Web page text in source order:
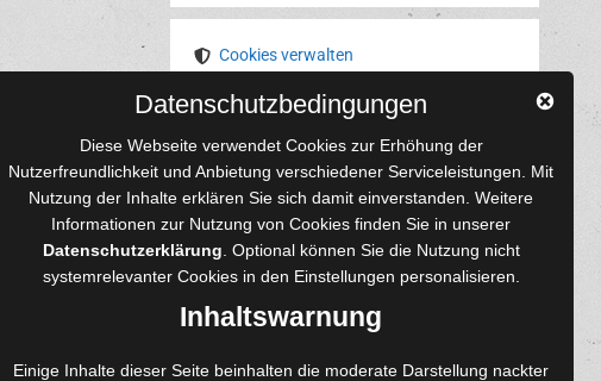
Cookies verwalten
YouTube
Tumblr
Pinterest
Instagram
X RSS-Feed
und Autoren
für Medienprojekte
Artikel
einreichen
Content-Design
Fotorestauration
Creative Artwork
Datenschutzbedingungen
Diese Webseite verwendet Cookies zur Erhöhung der
Nutzerfreundlichkeit und Anbietung verschiedener Serviceleistungen. Mit
Nutzung der Inhalte erklären Sie sich damit einverstanden. Weitere
Informationen zur Nutzung von Cookies finden Sie in unserer
Datenschutzerklärung . Optional können Sie die Nutzung nicht
systemrelevanter Cookies in den Einstellungen personalisieren.
Inhaltswarnung
Einige Inhalte dieser Seite beinhalten die moderate Darstellung nackter